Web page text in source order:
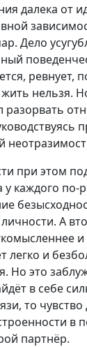
далека от
Дело
ревнует,
нельзя.
разорвать
при этом
у каждого по-
А
легко и
Но это
в себе
то чувство
в
партнёр.